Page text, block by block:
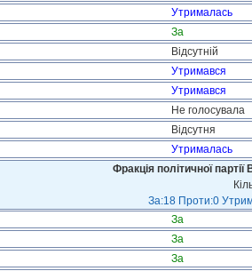
Утрималась
За
Відсутній
Утримався
Утримався
Не голосувала
Відсутня
Утрималась
Фракція політичної
За:18 Проти:0
За
За
За